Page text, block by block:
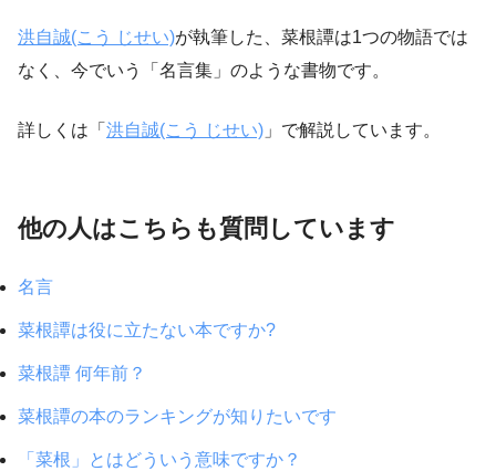
洪自誠(こう じせい)が執筆した、菜根譚は1つの物語では
なく、今でいう「名言集」のような書物です。
詳しくは「 洪自誠(こう じせい) 」で解説しています。
他の人はこちらも質問しています
名言
菜根譚は役に立たない本ですか?
菜根譚 何年前？
菜根譚の本のランキングが知りたいです
「菜根」とはどういう意味ですか？